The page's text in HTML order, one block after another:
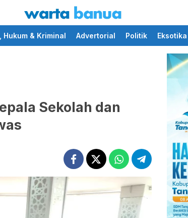
wartabanua.com
memberikan informasi
yang cerdas dan fakta
Hukum & Kriminal Advertorial Politik Eksotika
Sekolah dan